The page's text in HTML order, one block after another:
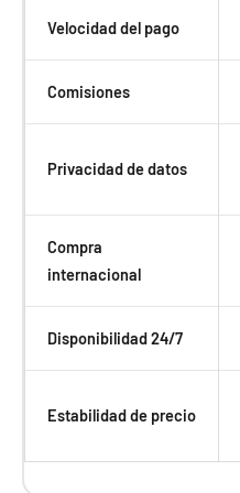
Velocidad del pago
Comisiones
Privacidad de datos
Compra
internacional
Disponibilidad 24/7
Estabilidad de precio